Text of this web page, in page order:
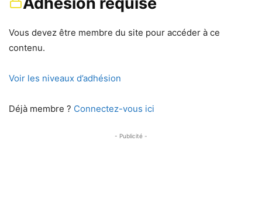
Vous devez être membre du site pour accéder à ce
contenu.
Voir les niveaux d’adhésion
Déjà membre ? Connectez-vous ici
- Publicité -